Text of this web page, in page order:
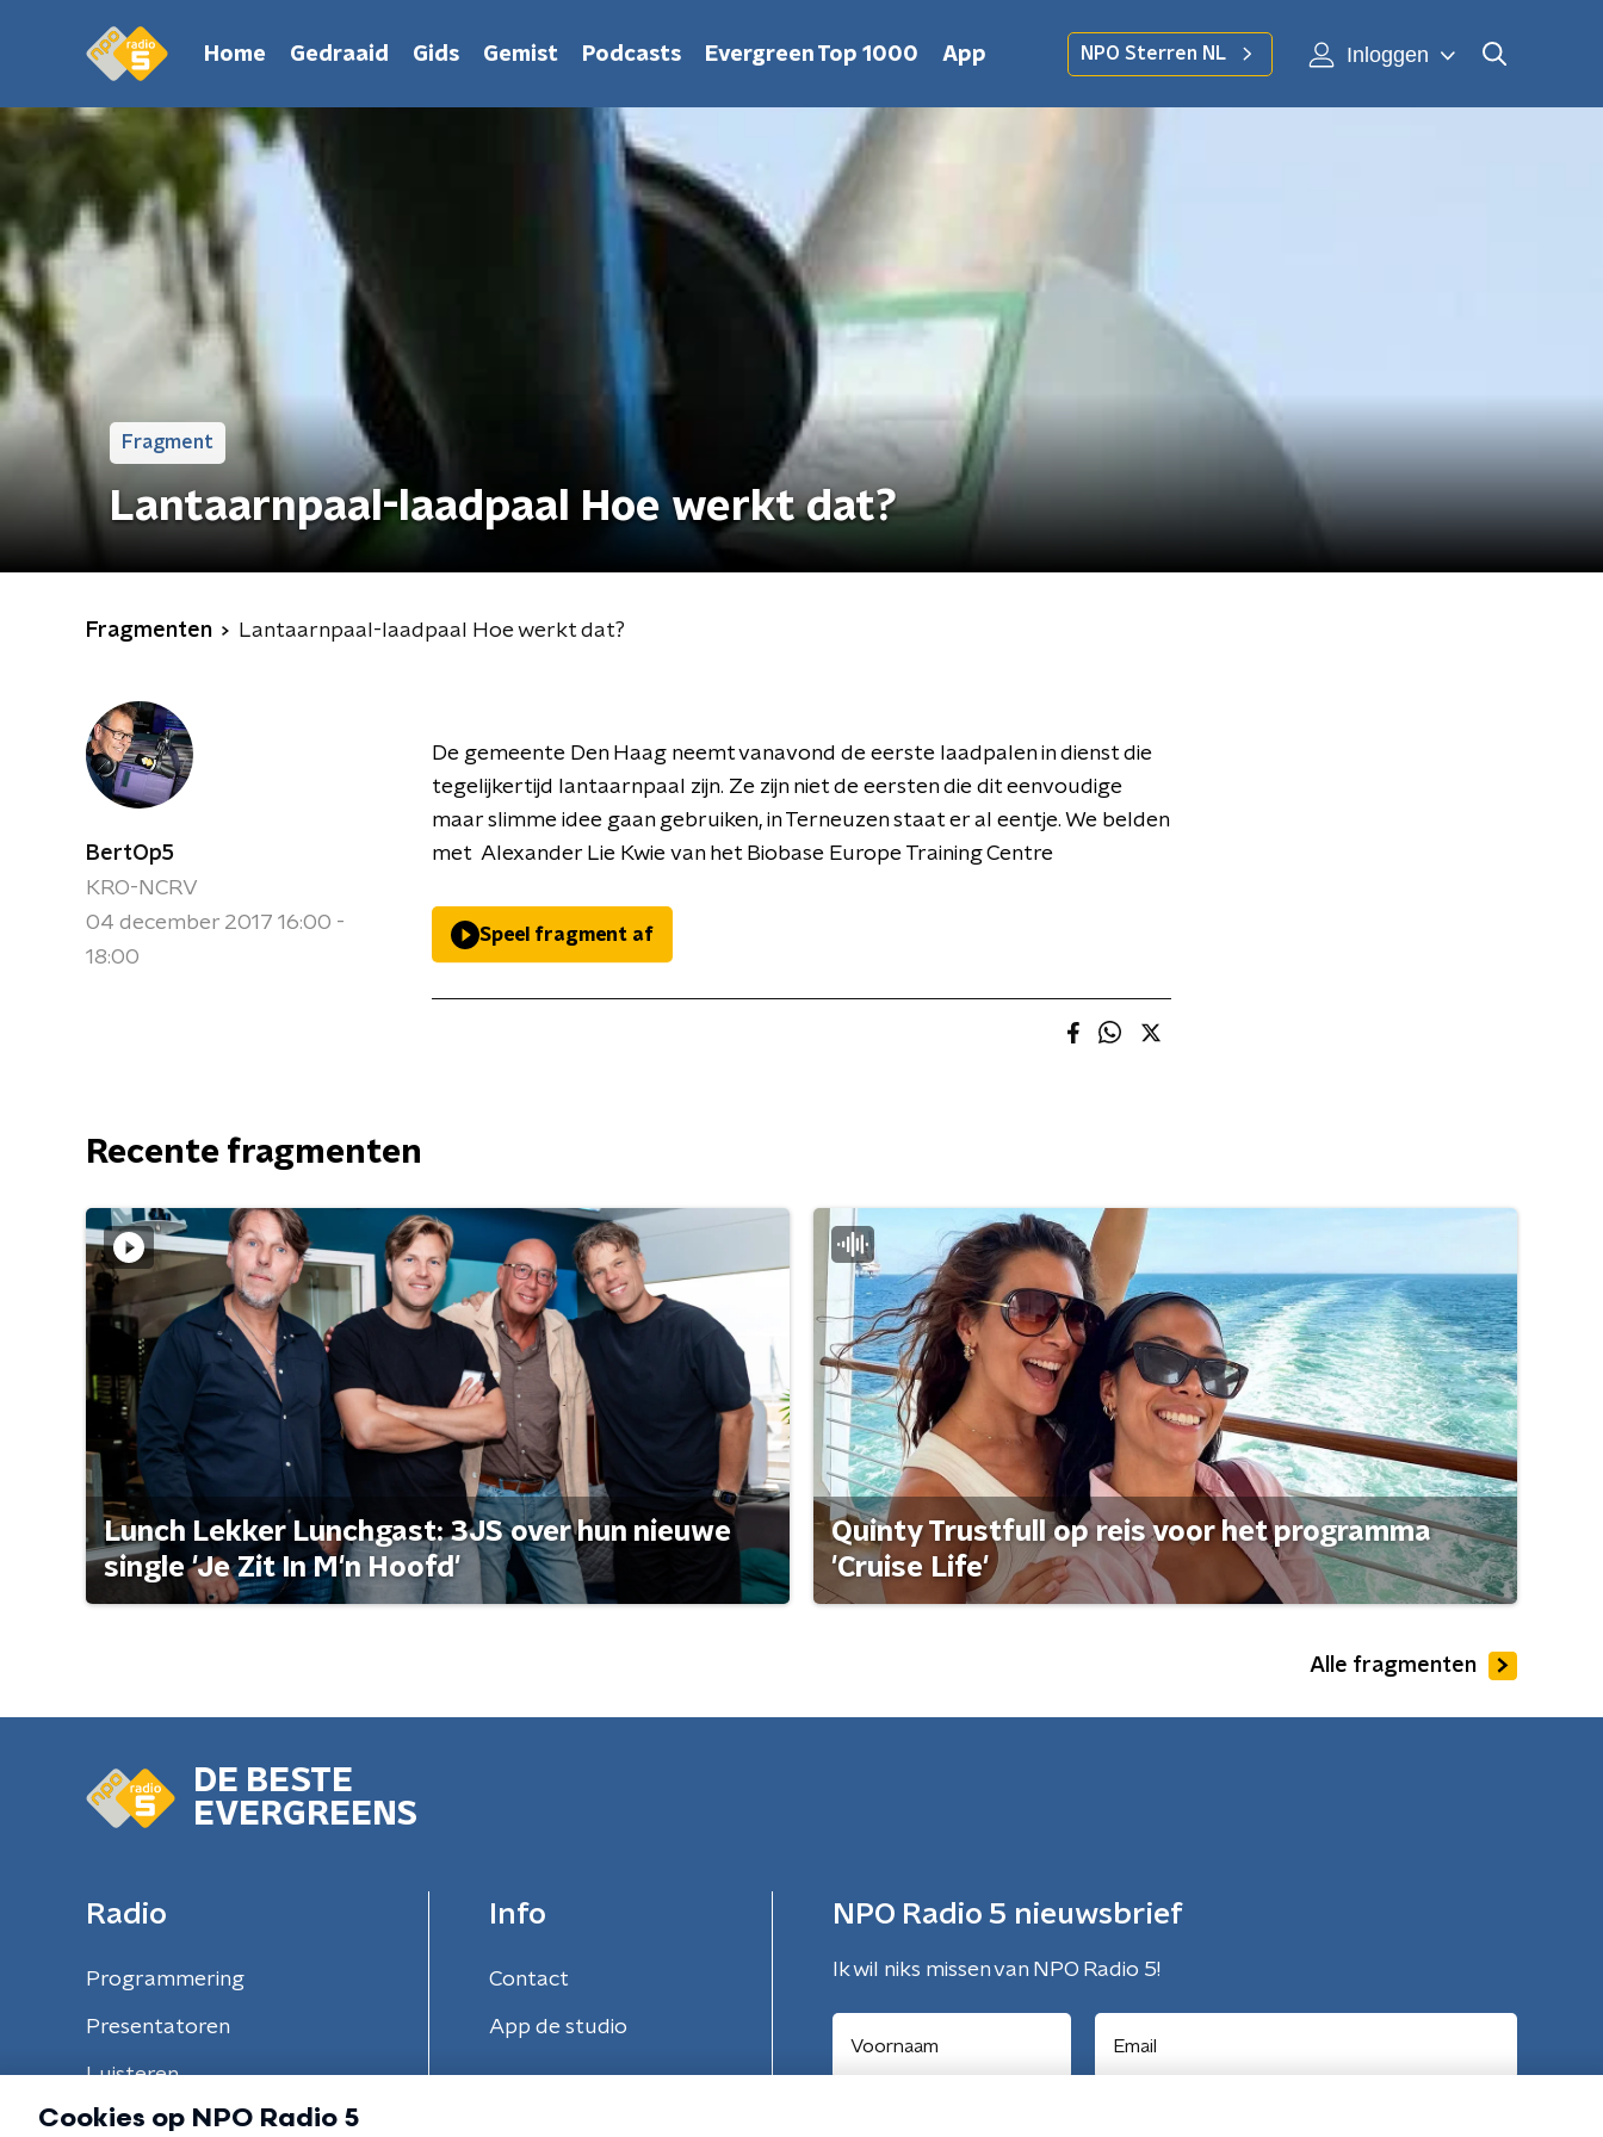
Home Gedraaid Gids Gemist Podcasts Evergreen Top 1000 App NPO Sterren NL Inloggen
Fragment
Lantaarnpaal-laadpaal Hoe werkt dat?
Fragmenten Lantaarnpaal-laadpaal Hoe werkt dat?
BertOp5
KRO-NCRV
04 december 2017 16:00 -
18:00
De gemeente Den Haag neemt vanavond de eerste laadpalen in dienst die
tegelijkertijd lantaarnpaal zijn. Ze zijn niet de eersten die dit eenvoudige
maar slimme idee gaan gebruiken, in Terneuzen staat er al eentje. We belden
met Alexander Lie Kwie van het Biobase Europe Training Centre
Speel fragment af
Recente fragmenten
Lunch Lekker Lunchgast: 3JS over hun nieuwe
single 'Je Zit In M'n Hoofd'
Quinty Trustfull op reis voor het programma
'Cruise Life'
Alle fragmenten
DE BESTE
EVERGREENS
Radio
Programmering
Presentatoren
Luisteren
Info
Contact
App de studio
NPO Radio 5 nieuwsbrief
Ik wil niks missen van NPO Radio 5!